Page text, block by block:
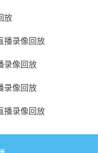
放
播录像回放
录像回放
录像回放
播录像回放